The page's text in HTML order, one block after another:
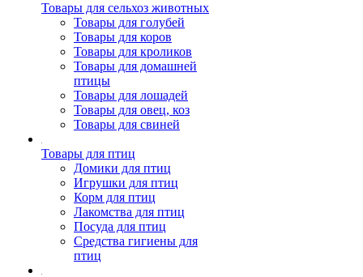
Товары для сельхоз животных
Товары для голубей
Товары для коров
Товары для кроликов
Товары для домашней
птицы
Товары для лошадей
Товары для овец, коз
Товары для свиней
Товары для птиц
Домики для птиц
Игрушки для птиц
Корм для птиц
Лакомства для птиц
Посуда для птиц
Средства гигиены для
птиц